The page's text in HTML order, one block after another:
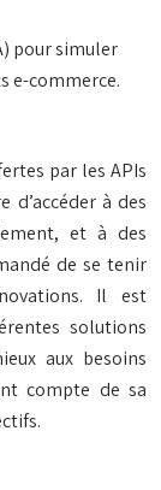
pour simuler
e-commerce.
par les APIs
d’accéder à des
et à des
de se tenir
Il est
solutions
aux besoins
compte de sa